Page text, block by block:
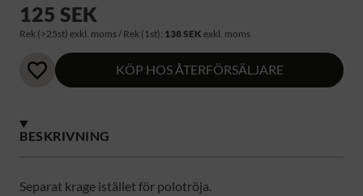
125 SEK
Rek (>25st) exkl. moms / Rek (1st): 138 SEK exkl. moms
KÖP HOS ÅTERFÖRSÄLJARE
BESKRIVNING
Separat krage istället för polotröja.